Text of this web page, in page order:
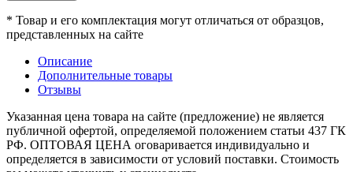
* Товар и его комплектация могут отличаться от образцов,
представленных на сайте
Описание
Дополнительные товары
Отзывы
Указанная цена товара на сайте (предложение) не является
публичной офертой, определяемой положением статьи 437 ГК
РФ. ОПТОВАЯ ЦЕНА оговаривается индивидуально и
определяется в зависимости от условий поставки. Стоимость